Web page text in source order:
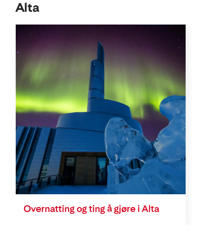
Alta
Overnatting og ting å gjøre i Alta